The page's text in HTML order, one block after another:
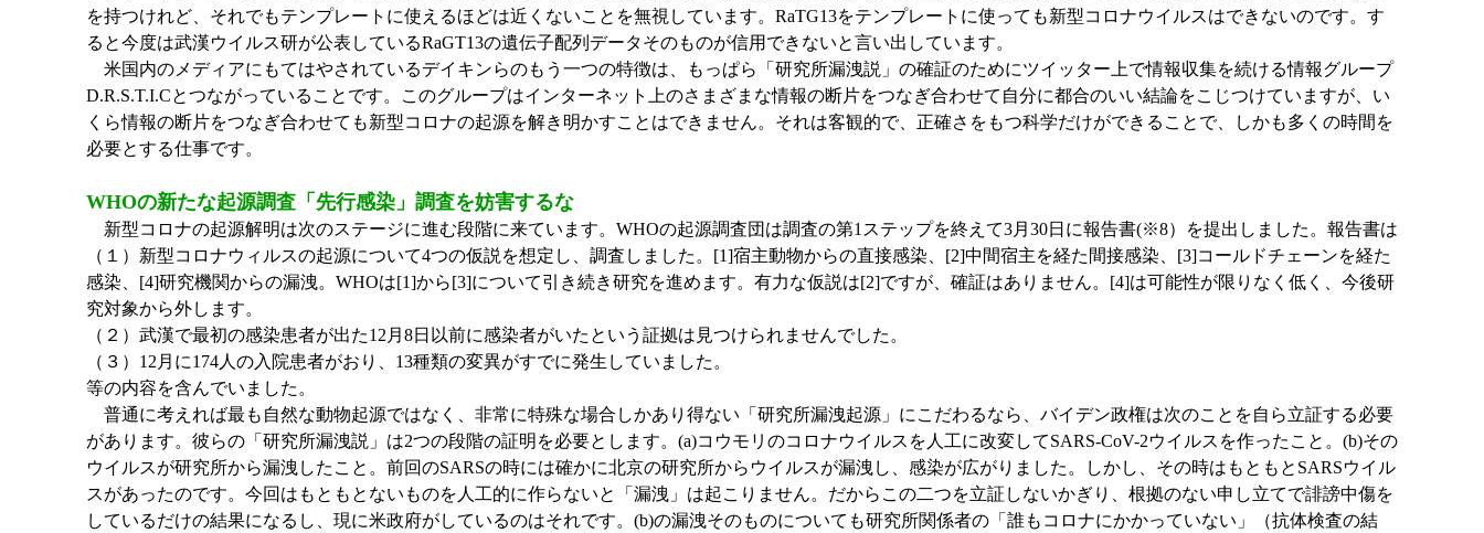
を持つけれど、それでもテンプレートに使えるほどは近くないことを無視しています。RaTG13をテンプレートに使っても新型コロナウイルスはできないのです。す
ると今度は武漢ウイルス研が公表しているRaGT13の遺伝子配列データそのものが信用できないと言い出しています。
米国内のメディアにもてはやされているデイキンらのもう一つの特徴は、もっぱら「研究所漏洩説」の確証のためにツイッター上で情報収集を続ける情報グループ
D.R.S.T.I.Cとつながっていることです。このグループはインターネット上のさまざまな情報の断片をつなぎ合わせて自分に都合のいい結論をこじつけていますが、い
くら情報の断片をつなぎ合わせても新型コロナの起源を解き明かすことはできません。それは客観的で、正確さをもつ科学だけができることで、しかも多くの時間を
必要とする仕事です。
WHOの新たな起源調査「先行感染」調査を妨害するな
新型コロナの起源解明は次のステージに進む段階に来ています。WHOの起源調査団は調査の第1ステップを終えて3月30日に報告書(※8）を提出しました。報告書は
（１）新型コロナウィルスの起源について4つの仮説を想定し、調査しました。[1]宿主動物からの直接感染、[2]中間宿主を経た間接感染、[3]コールドチェーンを経た
感染、[4]研究機関からの漏洩。WHOは[1]から[3]について引き続き研究を進めます。有力な仮説は[2]ですが、確証はありません。[4]は可能性が限りなく低く、今後研
究対象から外します。
（２）武漢で最初の感染患者が出た12月8日以前に感染者がいたという証拠は見つけられませんでした。
（３）12月に174人の入院患者がおり、13種類の変異がすでに発生していました。
等の内容を含んでいました。
普通に考えれば最も自然な動物起源ではなく、非常に特殊な場合しかあり得ない「研究所漏洩起源」にこだわるなら、バイデン政権は次のことを自ら立証する必要
があります。彼らの「研究所漏洩説」は2つの段階の証明を必要とします。(a)コウモリのコロナウイルスを人工に改変してSARS-CoV-2ウイルスを作ったこと。(b)その
ウイルスが研究所から漏洩したこと。前回のSARSの時には確かに北京の研究所からウイルスが漏洩し、感染が広がりました。しかし、その時はもともとSARSウイル
スがあったのです。今回はもともとないものを人工的に作らないと「漏洩」は起こりません。だからこの二つを立証しないかぎり、根拠のない申し立てで誹謗中傷を
しているだけの結果になるし、現に米政府がしているのはそれです。(b)の漏洩そのものについても研究所関係者の「誰もコロナにかかっていない」（抗体検査の結